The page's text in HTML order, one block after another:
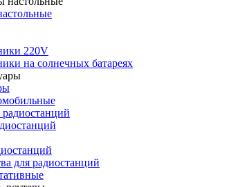
220V
на солнечных батареях
для радиостанций